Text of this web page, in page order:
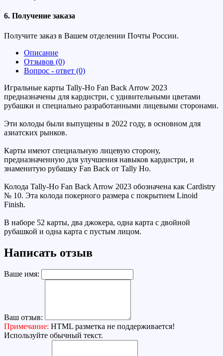
6. Получение заказа
Получите заказ в Вашем отделении Почты России.
Описание
Отзывов (0)
Вопрос - ответ (0)
Игральные карты Tally-Ho Fan Back Arrow 2023
предназначены для кардистри, с удивительными цветами
рубашки и специально разработанными лицевыми сторонами.
Эти колоды были выпущены в 2022 году, в основном для
азиатских рынков.
Карты имеют специальную лицевую сторону,
предназначенную для улучшения навыков кардистри, и
знаменитую рубашку Fan Back от Tally Ho.
Колода Tally-Ho Fan Back Arrow 2023 обозначена как Cardistry
№ 10. Эта колода покерного размера с покрытием Linoid
Finish.
В наборе 52 карты, два джокера, одна карта с двойной
рубашкой и одна карта с пустым лицом.
Написать отзыв
Ваше имя:
Ваш отзыв:
Примечание: HTML разметка не поддерживается!
Используйте обычный текст.